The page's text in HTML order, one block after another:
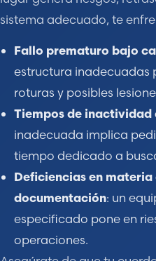
sistema adecuado, te
Fallo prematuro bajo
estructura inadecuadas
roturas y posibles
Tiempos de inactividad
inadecuada implica
tiempo dedicado a
Deficiencias en
documentación: un
especificado pone en
operaciones.